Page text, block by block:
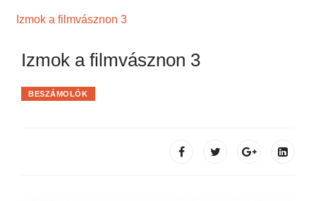
Izmok a filmvásznon 3
Izmok a filmvásznon 3
BESZÁMOLÓK